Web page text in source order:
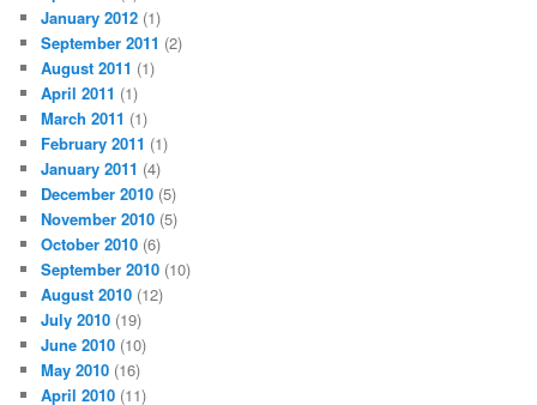
January 2012 (1)
September 2011 (2)
August 2011 (1)
April 2011 (1)
March 2011 (1)
February 2011 (1)
January 2011 (4)
December 2010 (5)
November 2010 (5)
October 2010 (6)
September 2010 (10)
August 2010 (12)
July 2010 (19)
June 2010 (10)
May 2010 (16)
April 2010 (11)